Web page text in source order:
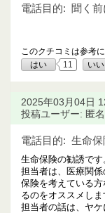
電話目的: 聞く
このクチコミは参考
はい
11 いい
2025年03月04日
投稿ユーザー: 匿
電話目的: 生命
生命保険の勧誘です
担当者は、医療関係
保険を考えている
るのをオススメしま
担当者の話は、ヤケ